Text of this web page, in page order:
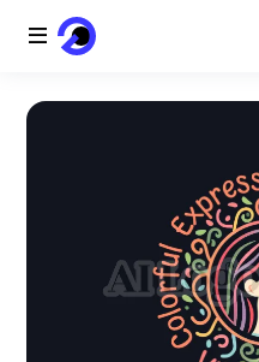
Startseite